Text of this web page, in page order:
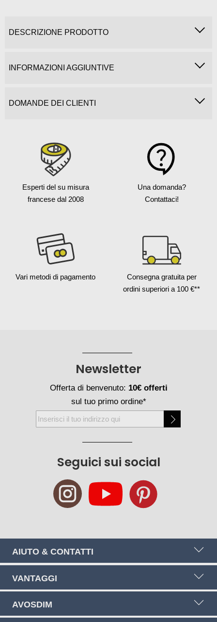
DESCRIZIONE PRODOTTO
INFORMAZIONI AGGIUNTIVE
DOMANDE DEI CLIENTI
Esperti del su misura
francese dal 2008
Una domanda?
Contattaci!
Vari metodi di pagamento Consegna gratuita per
ordini superiori a 100 €**
Seguici sui social
Newsletter
Offerta di benvenuto: 10€ offerti
sul tuo primo ordine*
Iscriviti
alla
AIUTO & CONTATTI
VANTAGGI
AVOSDIM